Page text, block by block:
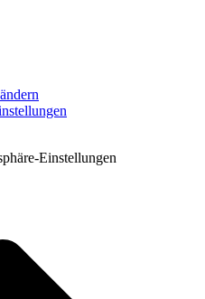
Einstellungen